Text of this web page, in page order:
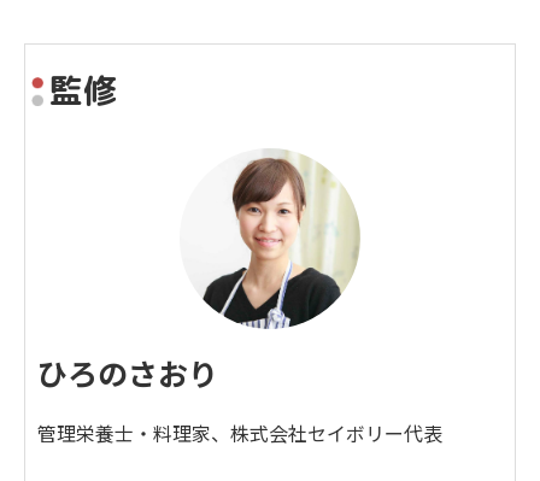
監修
ひろのさおり
管理栄養士・料理家、株式会社セイボリー代表